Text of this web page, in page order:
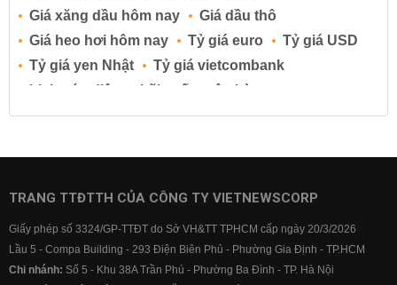
Giá xăng dầu hôm nay
Giá dầu thô
Giá heo hơi hôm nay
Tỷ giá euro
Tỷ giá USD
Tỷ giá yen Nhật
Tỷ giá vietcombank
Lịch cúp điện
Lãi suất ngân hàng
Lãi suất tiết kiệm
Lãi suất tiền gửi
Lãi suất ngân hàng BIDV
Lãi suất ngân hàng Vietcombank
TRANG TTĐTTH CỦA CÔNG TY VIETNEWSCORP
Giấy phép số 3324/GP-TTĐT do Sở VH&TT TPHCM cấp ngày 20/3/2026
Lầu 5 - Compa Building - 293 Điện Biên Phủ - Phường Gia Định - TP.HCM
Chi nhánh: Số 5 - Khu 38A Trần Phú - Phường Ba Đình - TP. Hà Nội